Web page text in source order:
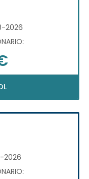
2026
2026